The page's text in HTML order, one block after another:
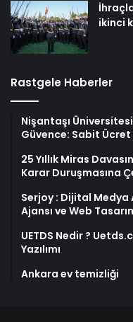
ikinci
Rastgele Haberler
Nişantaşı
Güvence: Sabit Ücret
25 Yıllık Miras
Karar Duruşmasına
Serjoy : Dijital Medya
Ajansı ve Web
UETDS Nedir ?
Yazılımı
Ankara ev temizliği